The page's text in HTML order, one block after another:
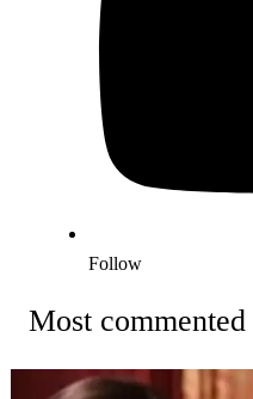
Follow
Most commented